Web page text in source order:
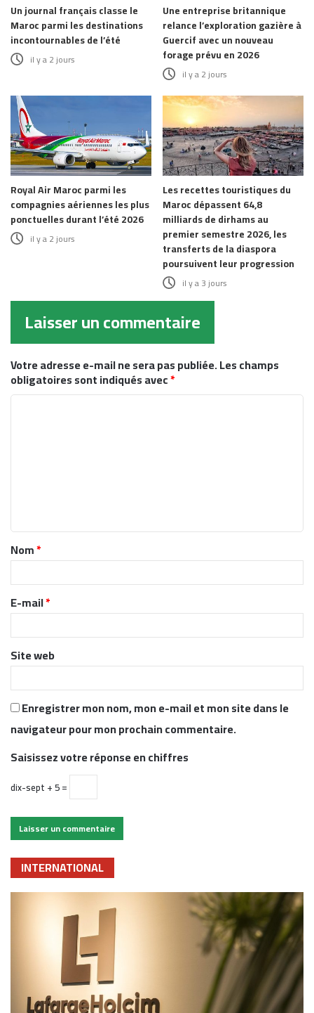
Un journal français classe le
Maroc parmi les destinations
incontournables de l’été
il y a 2 jours
Une entreprise britannique
relance l’exploration gazière à
Guercif avec un nouveau
forage prévu en 2026
il y a 2 jours
Royal Air Maroc parmi les
compagnies aériennes les plus
ponctuelles durant l’été 2026
il y a 2 jours
Les recettes touristiques du
Maroc dépassent 64,8
milliards de dirhams au
premier semestre 2026, les
transferts de la diaspora
poursuivent leur progression
il y a 3 jours
Laisser un commentaire
Votre adresse e-mail ne sera pas publiée.Les champs
obligatoires sont indiqués avec*
t
a
r
e
*
Nom*
E-mail*
Site web
Enregistrer mon nom, mon e-mail et mon site dans le
navigateur pour mon prochain commentaire.
Saisissez votre réponse en chiffres
dix-sept + 5 =
INTERNATIONAL